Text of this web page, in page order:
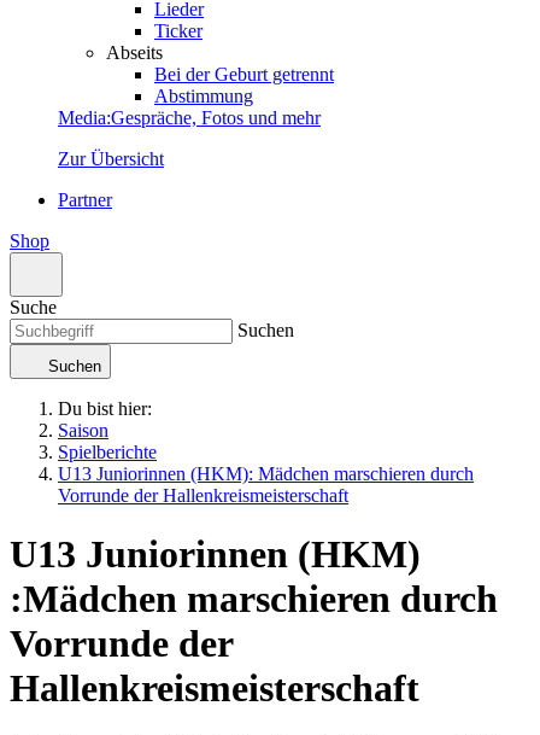
Lieder
Ticker
Abseits
Bei der Geburt getrennt
Abstimmung
Media:Gespräche, Fotos und mehr
Zur Übersicht
Partner
Shop
Suche
Suchen
Suchen
Du bist hier:
Saison
Spielberichte
U13 Juniorinnen (HKM): Mädchen marschieren durch
Vorrunde der Hallenkreismeisterschaft
U13 Juniorinnen (HKM)
:Mädchen marschieren durch
Vorrunde der
Hallenkreismeisterschaft